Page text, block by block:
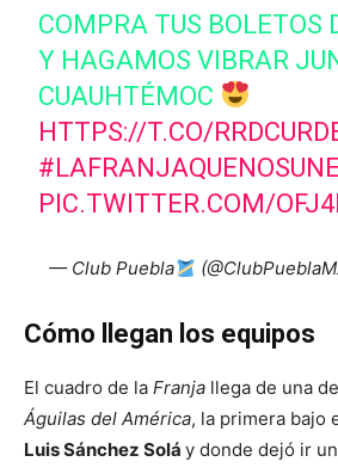
COMPRA TUS BOLETOS
Y HAGAMOS VIBRAR
CUAUHTÉMOC
HTTPS://T.CO/
#LAFRANJAQUENOSUNE
PIC.TWITTER.COM/
— Club Puebla
Cómo llegan los equipos
El cuadro de la Franja llega de una
Águilas del América, la primera bajo
Luis Sánchez Solá y donde dejó ir